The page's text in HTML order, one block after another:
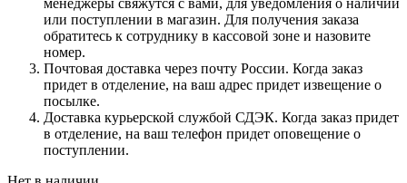
или поступлении в магазин. Для получения заказа
обратитесь к сотруднику в кассовой зоне и назовите
номер.
Почтовая доставка через почту России. Когда заказ
придет в отделение, на ваш адрес придет извещение о
посылке.
Доставка курьерской службой СДЭК. Когда заказ придет
в отделение, на ваш телефон придет оповещение о
поступлении.